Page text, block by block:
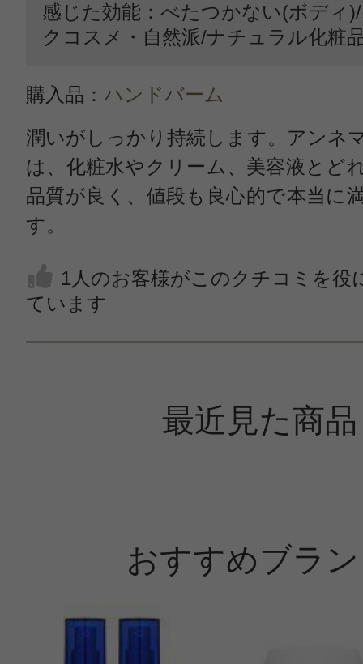
感じた効能：べたつかない(ボディ
クコスメ・自然派/ナチュラル化粧
購入品： ハンドバーム
潤いがしっかり持続します。アンネ
は、化粧水やクリーム、美容液とど
品質が良く、値段も良心的で本当に
す。
1人のお客様がこのクチコミを役
ています
最近見た商品
おすすめブラ